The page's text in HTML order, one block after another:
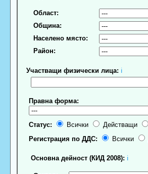
Област:
Община:
Населено място:
Район:
Участващи физически лица: ℹ
Правна форма:
Статус: Всички Действащи
Регистрация по ДДС:
Всички
Основна дейност (КИД 2008): ℹ